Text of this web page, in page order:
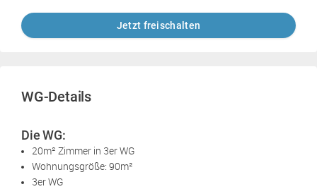
Jetzt freischalten
WG-Details
Die WG:
20m² Zimmer in 3er WG
Wohnungsgröße: 90m²
3er WG